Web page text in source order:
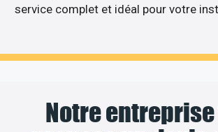
service complet et idéal pour votre
Notre